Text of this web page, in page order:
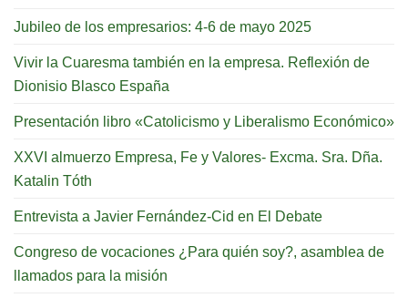
Jubileo de los empresarios: 4-6 de mayo 2025
Vivir la Cuaresma también en la empresa. Reflexión de
Dionisio Blasco España
Presentación libro «Catolicismo y Liberalismo Económico»
XXVI almuerzo Empresa, Fe y Valores- Excma. Sra. Dña.
Katalin Tóth
Entrevista a Javier Fernández-Cid en El Debate
Congreso de vocaciones ¿Para quién soy?, asamblea de
llamados para la misión